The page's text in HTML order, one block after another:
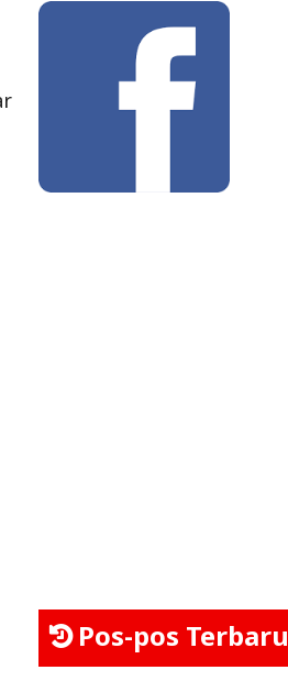
Pos-pos Terbaru